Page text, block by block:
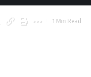
1 Min Read